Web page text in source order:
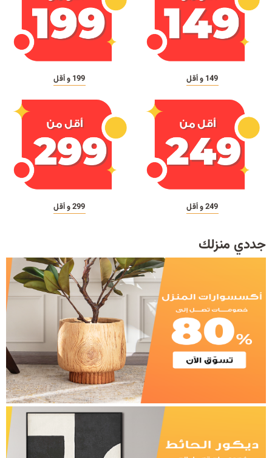
149 و أقل 199 و أقل
249 و أقل 299 و أقل
جددي منزلك